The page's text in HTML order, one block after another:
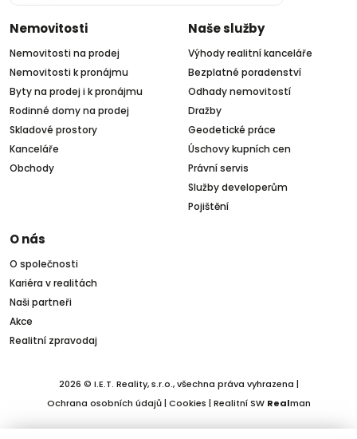
Nemovitosti
Nemovitosti na prodej
Nemovitosti k pronájmu
Byty na prodej i k pronájmu
Rodinné domy na prodej
Skladové prostory
Kanceláře
Obchody
Naše služby
Výhody realitní kanceláře
Bezplatné poradenství
Odhady nemovitostí
Dražby
Geodetické práce
Úschovy kupních cen
Právní servis
Služby developerům
Pojištění
O nás
O společnosti
Kariéra v realitách
Naši partneři
Akce
Realitní zpravodaj
2026 © I.E.T. Reality, s.r.o., všechna práva vyhrazena |
Ochrana osobních údajů| Cookies | Realitní SW Realman